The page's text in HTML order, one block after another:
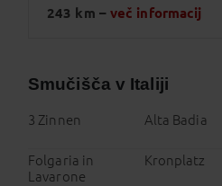
243 km – več informacij
Smučišča v Italiji
3 Zinnen Alta Badia
Folgaria in
Lavarone
Kronplatz